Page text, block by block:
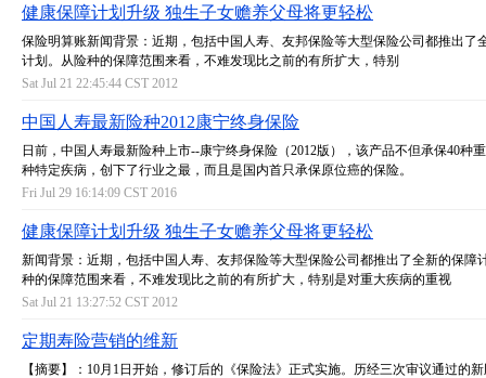
健康保障计划升级 独生子女赡养父母将更轻松
保险明算账新闻背景：近期，包括中国人寿、友邦保险等大型保险公司都推出了
计划。从险种的保障范围来看，不难发现比之前的有所扩大，特别
Sat Jul 21 22:45:44 CST 2012
中国人寿最新险种2012康宁终身保险
日前，中国人寿最新险种上市--康宁终身保险（2012版），该产品不但承保40种
种特定疾病，创下了行业之最，而且是国内首只承保原位癌的保险。
Fri Jul 29 16:14:09 CST 2016
健康保障计划升级 独生子女赡养父母将更轻松
新闻背景：近期，包括中国人寿、友邦保险等大型保险公司都推出了全新的保障
种的保障范围来看，不难发现比之前的有所扩大，特别是对重大疾病的重视
Sat Jul 21 13:27:52 CST 2012
定期寿险营销的维新
【摘要】：10月1日开始，修订后的《保险法》正式实施。历经三次审议通过的